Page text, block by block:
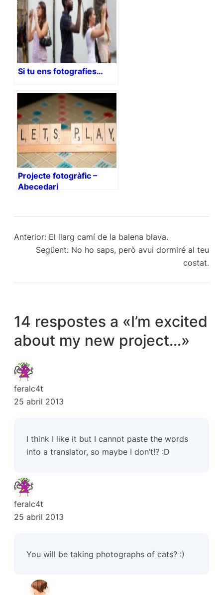
Si tu ens fotografies…
Projecte fotogràfic –
Abecedari
Anterior: El llarg camí de la balena blava.
Següent: No ho saps, però avui dormiré al teu
costat.
14 respostes a «I’m excited
about my new project…»
feralc4t
25 abril 2013
I think I like it but I cannot paste the words
into a translator, so maybe I don’t!? :D
feralc4t
25 abril 2013
You will be taking photographs of cats? :)